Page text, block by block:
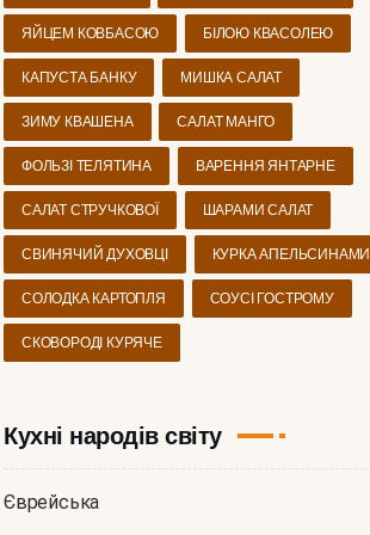
ЯЙЦЕМ КОВБАСОЮ БІЛОЮ КВАСОЛЕЮ
КАПУСТА БАНКУ МИШКА САЛАТ
ЗИМУ КВАШЕНА САЛАТ МАНГО
ФОЛЬЗІ ТЕЛЯТИНА ВАРЕННЯ ЯНТАРНЕ
САЛАТ СТРУЧКОВОЇ ШАРАМИ САЛАТ
СВИНЯЧИЙ ДУХОВЦІ КУРКА АПЕЛЬСИНАМИ
СОЛОДКА КАРТОПЛЯ СОУСІ ГОСТРОМУ
СКОВОРОДІ КУРЯЧЕ
Кухні народів світу
Єврейська